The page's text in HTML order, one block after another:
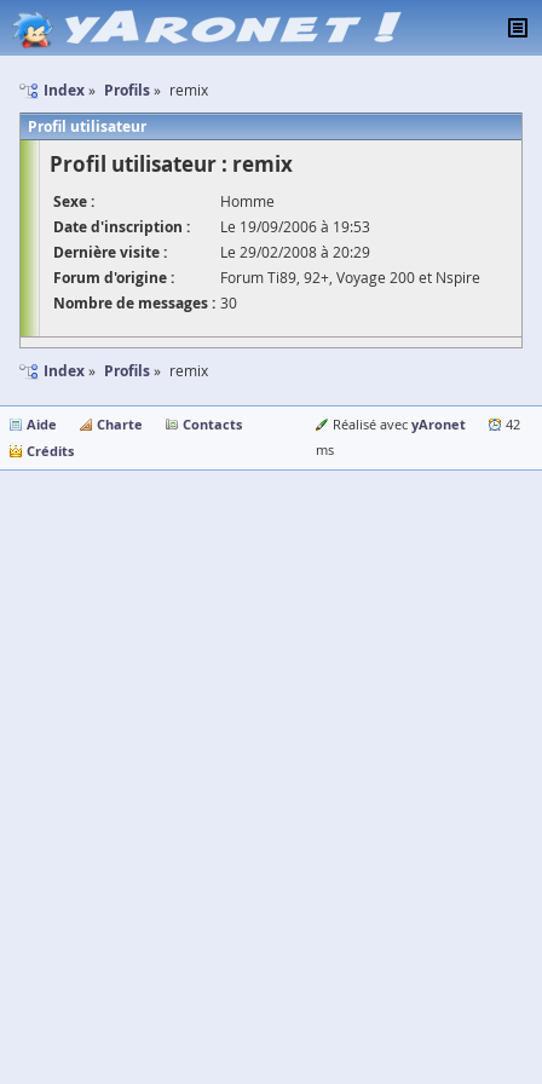
Index Profils remix
Profil utilisateur
Profil utilisateur : remix
Sexe : Homme
Date d'inscription : Le 19/09/2006 à 19:53
Dernière visite : Le 29/02/2008 à 20:29
Forum d'origine : Forum Ti89, 92+, Voyage 200 et Nspire
Nombre de messages : 30
Index Profils remix
Aide Charte
Contacts
Crédits
Réalisé avec yAronet
42
ms